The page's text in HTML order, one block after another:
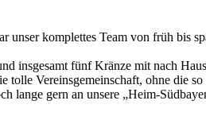
komplettes Team von früh bis
insgesamt fünf Kränze mit nach
Vereinsgemeinschaft, ohne die
lange gern an unsere „Heim-